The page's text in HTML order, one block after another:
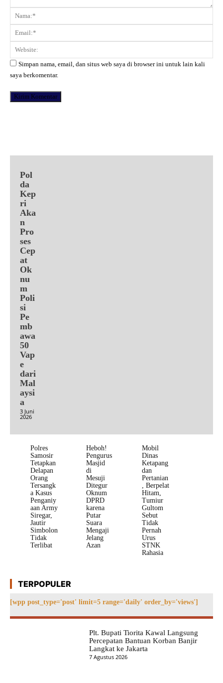
Komentar:
Simpan nama, email, dan situs web saya di browser ini untuk lain kali
saya berkomentar.
Pol
da
Kep
ri
Aka
n
Pro
ses
Cep
at
Ok
nu
m
Poli
si
Pe
mb
awa
50
Vap
e
dari
Mal
aysi
a
3 Juni
2026
Polres
Samosir
Tetapkan
Delapan
Orang
Tersangk
a Kasus
Penganiy
aan Army
Siregar,
Jautir
Simbolon
Tidak
Terlibat
Heboh!
Pengurus
Masjid
di
Mesuji
Ditegur
Oknum
DPRD
karena
Putar
Suara
Mengaji
Jelang
Azan
Mobil
Dinas
Ketapang
dan
Pertanian
, Berpelat
Hitam,
Tumiur
Gultom
Sebut
Tidak
Pernah
Urus
STNK
Rahasia
TERPOPULER
[wpp post_type='post' limit=5 range='daily' order_by='views']
Plt. Bupati Tiorita Kawal Langsung
Percepatan Bantuan Korban Banjir
Langkat ke Jakarta
7 Agustus 2026